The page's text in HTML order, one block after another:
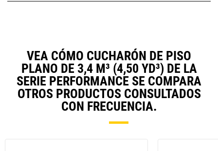
VEA CÓMO CUCHARÓN DE PISO
PLANO DE 3,4 M³ (4,50 YD³) DE LA
SERIE PERFORMANCE SE COMPARA
OTROS PRODUCTOS CONSULTADOS
CON FRECUENCIA.